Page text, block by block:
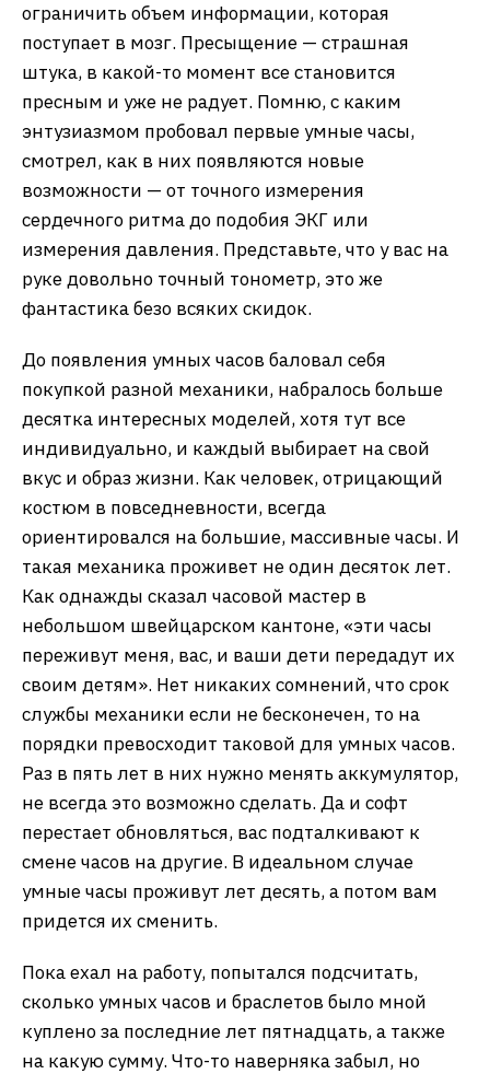
ограничить объем информации, которая
поступает в мозг. Пресыщение — страшная
штука, в какой-то момент все становится
пресным и уже не радует. Помню, с каким
энтузиазмом пробовал первые умные часы,
смотрел, как в них появляются новые
возможности — от точного измерения
сердечного ритма до подобия ЭКГ или
измерения давления. Представьте, что у вас на
руке довольно точный тонометр, это же
фантастика безо всяких скидок.
До появления умных часов баловал себя
покупкой разной механики, набралось больше
десятка интересных моделей, хотя тут все
индивидуально, и каждый выбирает на свой
вкус и образ жизни. Как человек, отрицающий
костюм в повседневности, всегда
ориентировался на большие, массивные часы. И
такая механика проживет не один десяток лет.
Как однажды сказал часовой мастер в
небольшом швейцарском кантоне, «эти часы
переживут меня, вас, и ваши дети передадут их
своим детям». Нет никаких сомнений, что срок
службы механики если не бесконечен, то на
порядки превосходит таковой для умных часов.
Раз в пять лет в них нужно менять аккумулятор,
не всегда это возможно сделать. Да и софт
перестает обновляться, вас подталкивают к
смене часов на другие. В идеальном случае
умные часы проживут лет десять, а потом вам
придется их сменить.
Пока ехал на работу, попытался подсчитать,
сколько умных часов и браслетов было мной
куплено за последние лет пятнадцать, а также
на какую сумму. Что-то наверняка забыл, но